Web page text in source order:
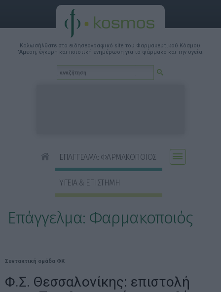
Καλωσήλθατε στο ειδησεογραφικό site του Φαρμακευτικού Κόσμου.
'Αμεση, έγκυρη και ποιοτική ενημέρωση για το φάρμακο και την υγεία.
ΕΠΑΓΓΕΛΜΑ: ΦΑΡΜΑΚΟΠΟΙΟΣ
ΥΓΕΙΑ & ΕΠΙΣΤΗΜΗ
Επάγγελμα: Φαρμακοποιός
Συντακτική ομάδα ΦΚ
Φ.Σ. Θεσσαλονίκης: επιστολή